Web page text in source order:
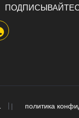
| политика